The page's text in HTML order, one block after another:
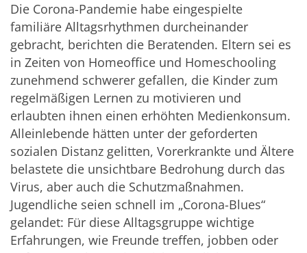
Die Corona-Pandemie habe eingespielte
familiäre Alltagsrhythmen durcheinander
gebracht, berichten die Beratenden. Eltern sei es
in Zeiten von Homeoffice und Homeschooling
zunehmend schwerer gefallen, die Kinder zum
regelmäßigen Lernen zu motivieren und
erlaubten ihnen einen erhöhten Medienkonsum.
Alleinlebende hätten unter der geforderten
sozialen Distanz gelitten, Vorerkrankte und Ältere
belastete die unsichtbare Bedrohung durch das
Virus, aber auch die Schutzmaßnahmen.
Jugendliche seien schnell im „Corona-Blues“
gelandet: Für diese Alltagsgruppe wichtige
Erfahrungen, wie Freunde treffen, jobben oder